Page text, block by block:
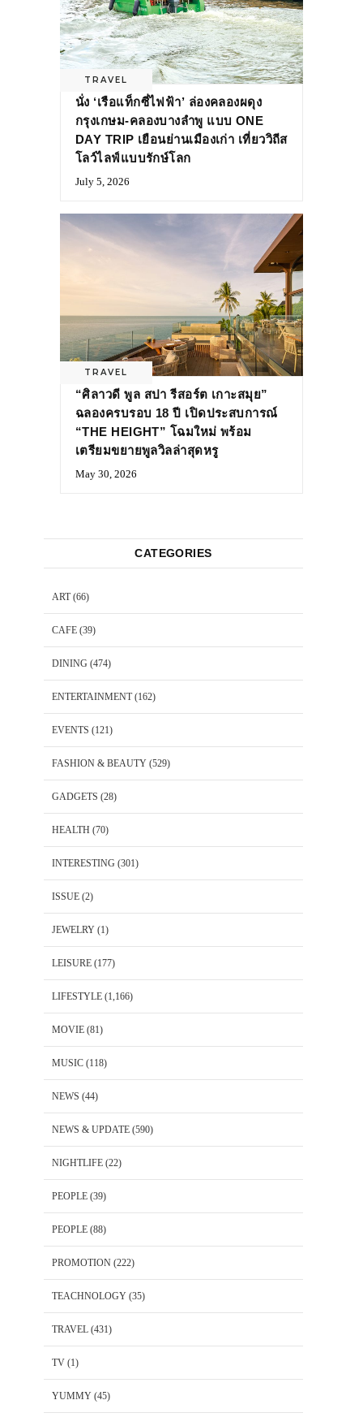
TRAVEL
นั่ง ‘เรือแท็กซี่ไฟฟ้า’ ล่องคลองผดุง
กรุงเกษม-คลองบางลำพู แบบ ONE
DAY TRIP เยือนย่านเมืองเก่า เที่ยววิถีส
โลว์ไลฟ์แบบรักษ์โลก
July 5, 2026
TRAVEL
“ศิลาวดี พูล สปา รีสอร์ต เกาะสมุย”
ฉลองครบรอบ 18 ปี เปิดประสบการณ์
“THE HEIGHT” โฉมใหม่ พร้อม
เตรียมขยายพูลวิลล่าสุดหรู
May 30, 2026
CATEGORIES
ART(66)
CAFE (39)
DINING (474)
ENTERTAINMENT(162)
EVENTS (121)
FASHION & BEAUTY (529)
GADGETS (28)
HEALTH (70)
INTERESTING (301)
ISSUE (2)
JEWELRY (1)
LEISURE (177)
LIFESTYLE (1,166)
MOVIE (81)
MUSIC (118)
NEWS (44)
NEWS & UPDATE (590)
NIGHTLIFE (22)
PEOPLE (39)
PEOPLE (88)
PROMOTION (222)
TEACHNOLOGY (35)
TRAVEL (431)
TV (1)
YUMMY (45)